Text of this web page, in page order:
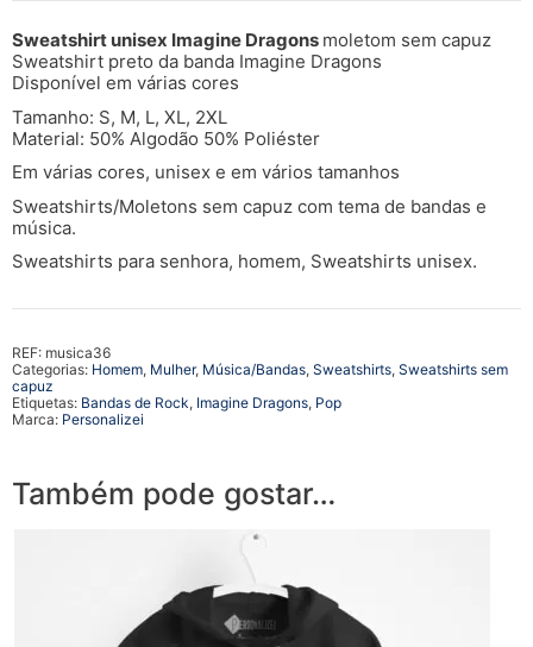
Sweatshirt unisex Imagine Dragons moletom sem capuz
Sweatshirt preto da banda Imagine Dragons
Disponível em várias cores
Tamanho: S, M, L, XL, 2XL
Material: 50% Algodão 50% Poliéster
Em várias cores, unisex e em vários tamanhos
Sweatshirts/Moletons sem capuz com tema de bandas e
música.
Sweatshirts para senhora, homem, Sweatshirts unisex.
REF: musica36
Categorias: Homem, Mulher, Música/Bandas, Sweatshirts, Sweatshirts sem
capuz
Etiquetas: Bandas de Rock, Imagine Dragons, Pop
Marca: Personalizei
Também pode gostar…